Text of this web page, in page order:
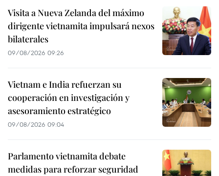
Visita a Nueva Zelanda del máximo
dirigente vietnamita impulsará nexos
bilaterales
09/08/2026 09:26
Vietnam e India refuerzan su
cooperación en investigación y
asesoramiento estratégico
09/08/2026 09:04
Parlamento vietnamita debate
medidas para reforzar seguridad